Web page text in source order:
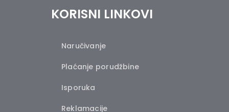
KORISNI LINKOVI
Naručivanje
Plaćanje porudžbine
Isporuka
Reklamacije